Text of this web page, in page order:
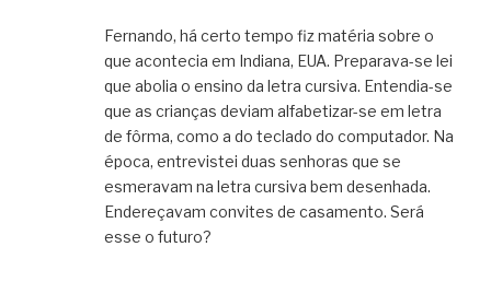
Fernando, há certo tempo fiz matéria sobre o
que acontecia em Indiana, EUA. Preparava-se lei
que abolia o ensino da letra cursiva. Entendia-se
que as crianças deviam alfabetizar-se em letra
de fôrma, como a do teclado do computador. Na
época, entrevistei duas senhoras que se
esmeravam na letra cursiva bem desenhada.
Endereçavam convites de casamento. Será
esse o futuro?